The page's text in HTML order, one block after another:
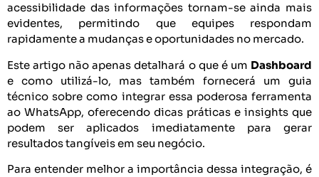
acessibilidade das informações tornam-se ainda mais
evidentes, permitindo que equipes respondam
rapidamente a mudanças e oportunidades no mercado.
Este artigo não apenas detalhará o que é um Dashboard
e como utilizá-lo, mas também fornecerá um guia
técnico sobre como integrar essa poderosa ferramenta
ao WhatsApp, oferecendo dicas práticas e insights que
podem ser aplicados imediatamente para gerar
resultados tangíveis em seu negócio.
Para entender melhor a importância dessa integração, é